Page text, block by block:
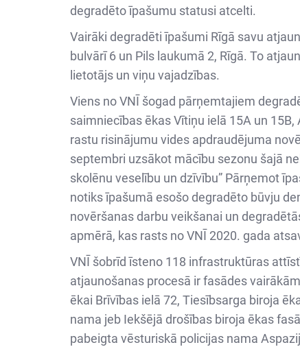
degradēto īpašumu statusi atcelti.
Vairāki degradēti īpašumi Rīgā savu
bulvārī 6 un Pils laukumā 2, Rīgā. To
lietotājs un viņu vajadzības.
Viens no VNĪ šogad pārņemtajiem
saimniecības ēkas Vītiņu ielā 15A un
rastu risinājumu vides apdraudējuma
septembri uzsākot mācību sezonu šajā
skolēnu veselību un dzīvību” Pārņemot
notiks īpašumā esošo degradēto būvju
novēršanas darbu veikšanai un
apmērā, kas rasts no VNĪ 2020. gada
VNĪ šobrīd īsteno 118 infrastruktūras
atjaunošanas procesā ir fasādes
ēkai Brīvības ielā 72, Tiesībsarga biroja
nama jeb Iekšējā drošības biroja ēkas
pabeigta vēsturiskā policijas nama